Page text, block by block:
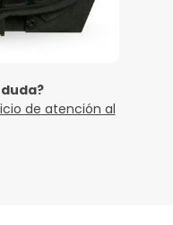
de atención al